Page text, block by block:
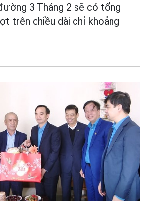
3 Tháng 2 sẽ có tổng
trên chiều dài chỉ khoảng